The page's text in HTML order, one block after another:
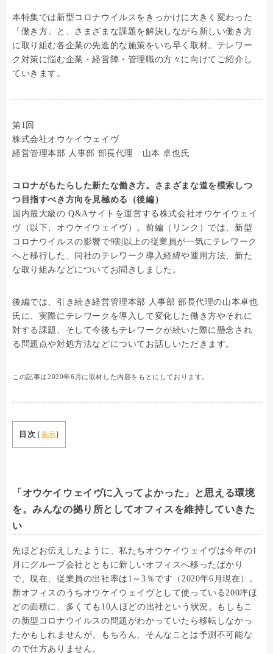
本特集では新型コロナウイルスをきっかけに大きく変わった
「働き方」と、さまざまな課題を解決しながら新しい働き方
に取り組む各企業の先進的な施策をいち早く取材。テレワー
ク対策に悩む企業・経営陣・管理職の方々に向けてご紹介し
ていきます。
第1回
株式会社オウケイウェイヴ
経営管理本部 人事部 部長代理 山本 卓也氏
コロナがもたらした新たな働き方。さまざまな道を模索しつ
つ目指すべき方向を見極める（後編）
国内最大級の Q&Aサイトを運営する株式会社オウケイウェイ
ヴ（以下、オウケイウェイヴ）。前編（リンク）では、新型
コロナウイルスの影響で9割以上の従業員が一気にテレワーク
へと移行した、同社のテレワーク導入経緯や運用方法、新た
な取り組みなどについてお聞きしました。
後編では、引き続き経営管理本部 人事部 部長代理の山本卓也
氏に、実際にテレワークを導入して変化した働き方やそれに
対する課題、そして今後もテレワークが続いた際に懸念され
る問題点や対処方法などについてお話しいただきます。
この記事は2020年6月に取材した内容をもとにしております。
目次 [表示]
「オウケイウェイヴに入ってよかった」と思える環境
を。みんなの拠り所としてオフィスを維持していきた
い
先ほどお伝えしたように、私たちオウケイウェイヴは今年の1
月にグループ会社とともに新しいオフィスへ移ったばかり
で、現在、従業員の出社率は1～3％です（2020年6月現在）。
新オフィスのうちオウケイウェイヴとして使っている200坪ほ
どの面積に、多くても10人ほどの出社という状況。もしもこ
の新型コロナウイルスの問題がわかっていたら移転しなかっ
たかもしれませんが、もちろん、そんなことは予測不可能な
ので仕方ありません。